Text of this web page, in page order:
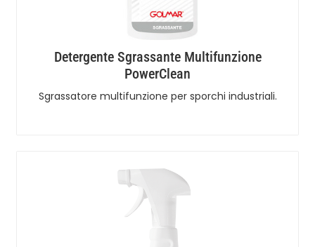
Detergente Sgrassante Multifunzione
PowerClean
Sgrassatore multifunzione per sporchi industriali.